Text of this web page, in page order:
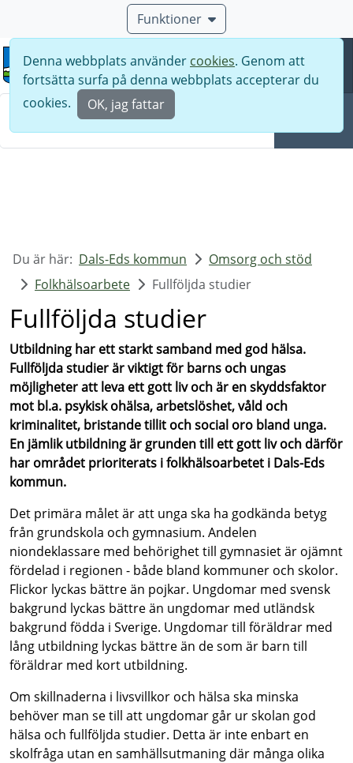
Funktioner
Meny
Denna webbplats använder cookies. Genom att
fortsätta surfa på denna webbplats accepterar du
cookies.
OK, jag fattar
Du är här: Dals-Eds kommun
Omsorg och stöd
Folkhälsoarbete
Fullföljda studier
Fullföljda studier
Utbildning har ett starkt samband med god hälsa.
Fullföljda studier är viktigt för barns och ungas
möjligheter att leva ett gott liv och är en skyddsfaktor
mot bl.a. psykisk ohälsa, arbetslöshet, våld och
kriminalitet, bristande tillit och social oro bland unga.
En jämlik utbildning är grunden till ett gott liv och därför
har området prioriterats i folkhälsoarbetet i Dals-Eds
kommun.
Det primära målet är att unga ska ha godkända betyg
från grundskola och gymnasium. Andelen
niondeklassare med behörighet till gymnasiet är ojämnt
fördelad i regionen - både bland kommuner och skolor.
Flickor lyckas bättre än pojkar. Ungdomar med svensk
bakgrund lyckas bättre än ungdomar med utländsk
bakgrund födda i Sverige. Ungdomar till föräldrar med
lång utbildning lyckas bättre än de som är barn till
föräldrar med kort utbildning.
Om skillnaderna i livsvillkor och hälsa ska minska
behöver man se till att ungdomar går ur skolan god
hälsa och fullföljda studier. Detta är inte enbart en
skolfråga utan en samhällsutmaning där många olika